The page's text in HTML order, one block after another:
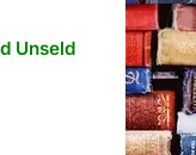
Unseld